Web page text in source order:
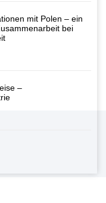
mit Polen – ein
bei
–